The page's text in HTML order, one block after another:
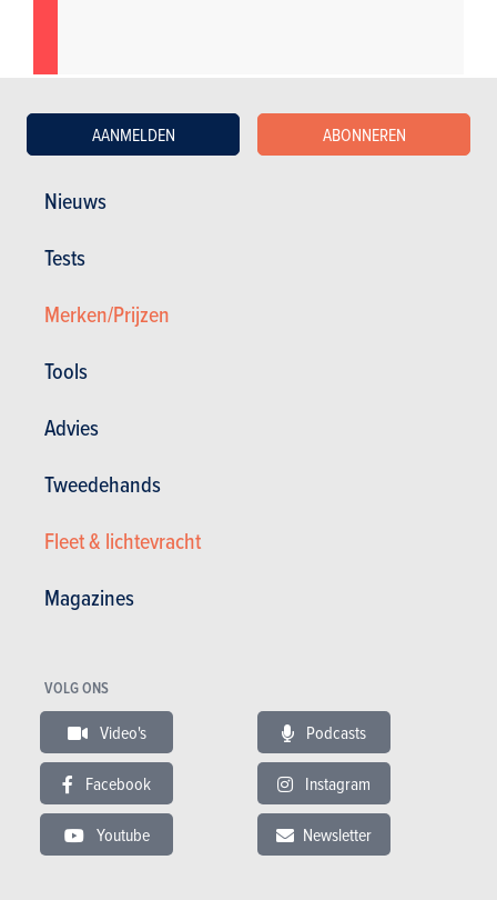
Nieuws
Tests
Merken/Prijzen
Tools
Advies
Tweedehands
Fleet & lichtevracht
Magazines
AANMELDEN ABONNEREN
VOLG ONS
Video's Podcasts
Facebook Instagram
Youtube Newsletter
ELEKTRISCH
84.490 tot 107.490 €
620 km
19.4 kWh/100km